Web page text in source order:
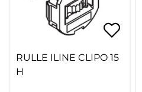
RULLE ILINE CLIPO 15
H